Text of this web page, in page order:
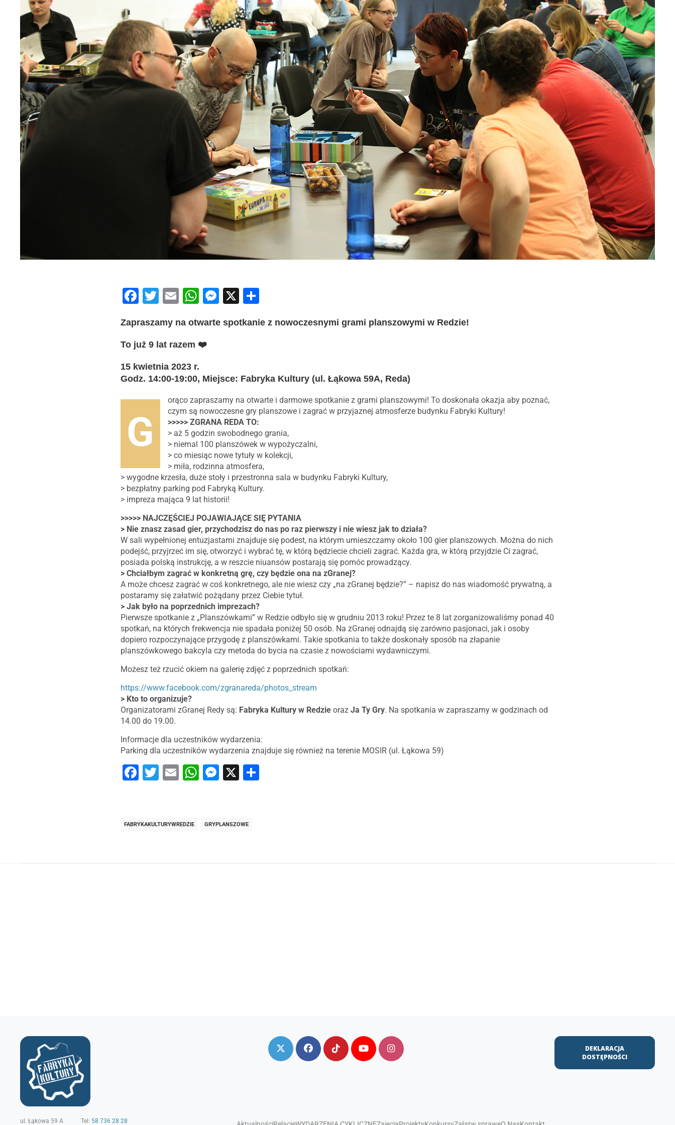
Facebook
Twitter
EmailWhatsApp
Messenger
X
Zapraszamy na otwarte spotkanie z nowoczesnymi grami planszowymi w Redzie!
To już 9 lat razem ❤️
15 kwietnia 2023 r.
Godz. 14:00-19:00, Miejsce: Fabryka Kultury (ul. Łąkowa 59A, Reda)
G
orąco zapraszamy na otwarte i darmowe spotkanie z grami planszowymi! To doskonała okazja aby poznać,
czym są nowoczesne gry planszowe i zagrać w przyjaznej atmosferze budynku Fabryki Kultury!
>>>>> ZGRANA REDA TO:
> aż 5 godzin swobodnego grania,
> niemal 100 planszówek w wypożyczalni,
> co miesiąc nowe tytuły w kolekcji,
> miła, rodzinna atmosfera,
> wygodne krzesła, duże stoły i przestronna sala w budynku Fabryki Kultury,
> bezpłatny parking pod Fabryką Kultury.
> impreza mająca 9 lat historii!
>>>>> NAJCZĘŚCIEJ POJAWIAJĄCE SIĘ PYTANIA
> Nie znasz zasad gier, przychodzisz do nas po raz pierwszy i nie wiesz jak to działa?
W sali wypełnionej entuzjastami znajduje się podest, na którym umieszczamy około 100 gier planszowych. Można do nich
podejść, przyjrzeć im się, otworzyć i wybrać tę, w którą będziecie chcieli zagrać. Każda gra, w którą przyjdzie Ci zagrać,
posiada polską instrukcję, a w reszcie niuansów postarają się pomóc prowadzący.
> Chciałbym zagrać w konkretną grę, czy będzie ona na zGranej?
A może chcesz zagrać w coś konkretnego, ale nie wiesz czy „na zGranej będzie?” – napisz do nas wiadomość prywatną, a
postaramy się załatwić pożądany przez Ciebie tytuł.
> Jak było na poprzednich imprezach?
Pierwsze spotkanie z „Planszówkami” w Redzie odbyło się w grudniu 2013 roku! Przez te 8 lat zorganizowaliśmy ponad 40
spotkań, na których frekwencja nie spadała poniżej 50 osób. Na zGranej odnajdą się zarówno pasjonaci, jak i osoby
dopiero rozpoczynające przygodę z planszówkami. Takie spotkania to także doskonały sposób na złapanie
planszówkowego bakcyla czy metoda do bycia na czasie z nowościami wydawniczymi.
Możesz też rzucić okiem na galerię zdjęć z poprzednich spotkań:
https://www.facebook.com/zgranareda/photos_stream
> Kto to organizuje?
Organizatorami zGranej Redy są: Fabryka Kultury w Redzie oraz Ja Ty Gry. Na spotkania w zapraszamy w godzinach od
14.00 do 19.00.
Informacje dla uczestników wydarzenia:
Parking dla uczestników wydarzenia znajduje się również na terenie MOSIR (ul. Łąkowa 59)
Facebook
Twitter
EmailWhatsApp
Messenger
X
FABRYKAKULTURYWREDZIE GRYPLANSZOWE
ul. Łąkowa 59 A Tel: 58 736 28 28
DEKLARACJA
DOSTĘPNOŚCI